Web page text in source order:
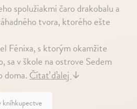
spolužiakmi čaro drakobalu a
tvora, ktorého ešte
Fénixa, s ktorým okamžite
sa v škole na ostrove Sedem
doma.Čítať ďalej↓
kníhkupectve